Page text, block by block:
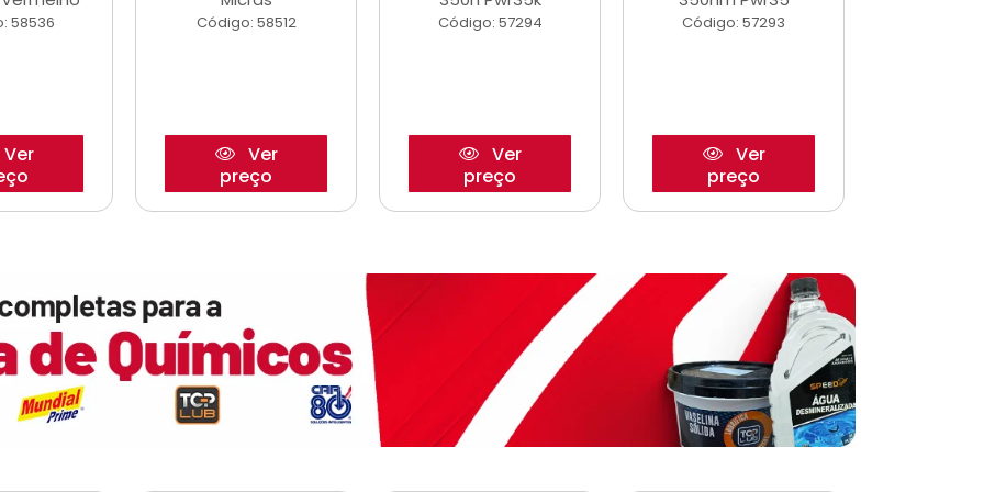
58536
Ver
Código: 58512
Ver
preço
Código: 57294
Ver
preço
Código: 57293
Ver
preço